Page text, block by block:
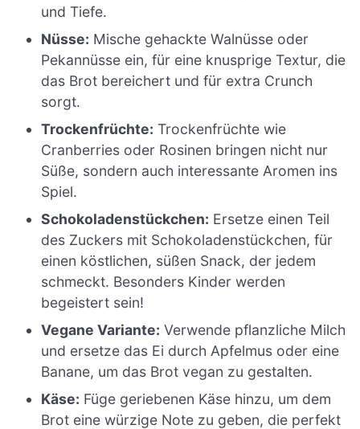
und Tiefe.
Nüsse: Mische gehackte Walnüsse oder
Pekannüsse ein, für eine knusprige Textur, die
das Brot bereichert und für extra Crunch
sorgt.
Trockenfrüchte: Trockenfrüchte wie
Cranberries oder Rosinen bringen nicht nur
Süße, sondern auch interessante Aromen ins
Spiel.
Schokoladenstückchen: Ersetze einen Teil
des Zuckers mit Schokoladenstückchen, für
einen köstlichen, süßen Snack, der jedem
schmeckt. Besonders Kinder werden
begeistert sein!
Vegane Variante: Verwende pflanzliche Milch
und ersetze das Ei durch Apfelmus oder eine
Banane, um das Brot vegan zu gestalten.
Käse: Füge geriebenen Käse hinzu, um dem
Brot eine würzige Note zu geben, die perfekt